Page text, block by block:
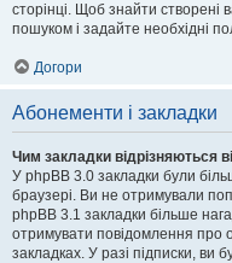
сторінці. Щоб знайти
пошуком і задайте необхідні
Догори
Абонементи і закладки
Чим закладки відрізняються
У phpBB 3.0 закладки були
браузері. Ви не отримували
phpBB 3.1 закладки більше
отримувати повідомлення про
закладках. У разі підписки, ви